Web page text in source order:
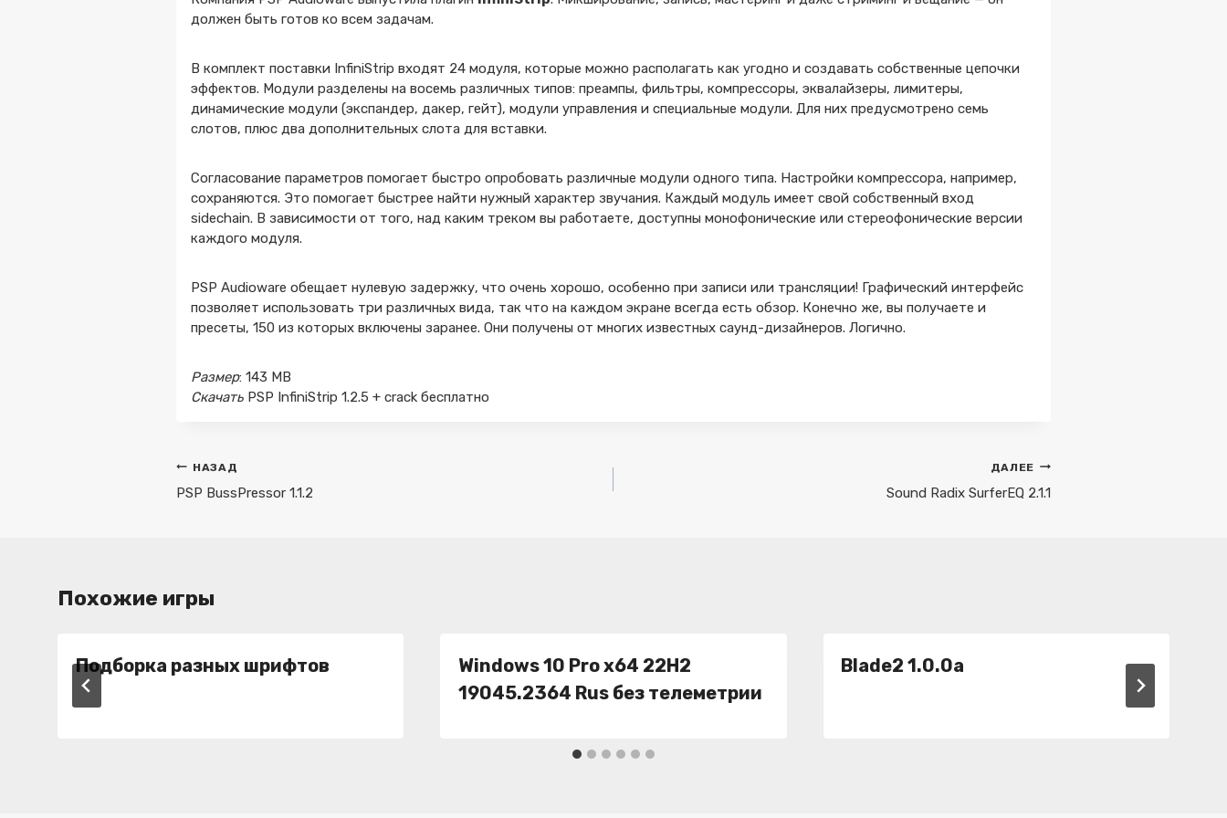
должен быть готов ко всем задачам.
В комплект поставки InfiniStrip входят 24 модуля, которые можно располагать как угодно и создавать собственные цепочки
эффектов. Модули разделены на восемь различных типов: преампы, фильтры, компрессоры, эквалайзеры, лимитеры,
динамические модули (экспандер, дакер, гейт), модули управления и специальные модули. Для них предусмотрено семь
слотов, плюс два дополнительных слота для вставки.
Согласование параметров помогает быстро опробовать различные модули одного типа. Настройки компрессора, например,
сохраняются. Это помогает быстрее найти нужный характер звучания. Каждый модуль имеет свой собственный вход
sidechain. В зависимости от того, над каким треком вы работаете, доступны монофонические или стереофонические версии
каждого модуля.
PSP Audioware обещает нулевую задержку, что очень хорошо, особенно при записи или трансляции! Графический интерфейс
позволяет использовать три различных вида, так что на каждом экране всегда есть обзор. Конечно же, вы получаете и
пресеты, 150 из которых включены заранее. Они получены от многих известных саунд-дизайнеров. Логично.
Размер: 143 MB
Скачать PSP InfiniStrip 1.2.5 + crack бесплатно
Навигация
по
НАЗАД
PSP BussPressor 1.1.2
ДАЛЕЕ
Sound Radix SurferEQ 2.1.1
Похожие игры
Подборка разных шрифтов
Windows 10 Pro x64 22H2
19045.2364 Rus без телеметрии
Blade2 1.0.0a